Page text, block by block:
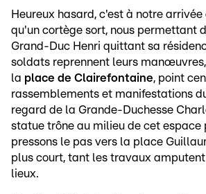
Heureux hasard, c'est à notre
qu'un cortège sort, nous permettant
Grand-Duc Henri quittant sa
soldats reprennent leurs
la place de Clairefontaine, point
rassemblements et manifestations
regard de la Grande-Duchesse
statue trône au milieu de cet espace
pressons le pas vers la place
plus court, tant les travaux
lieux.